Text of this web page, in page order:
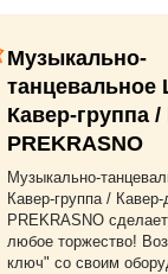
Музыкально-
Кавер-группа /
PREKRASNO
Музыкально-
Кавер-группа / Кавер-
PREKRASNO
любое торжество!
ключ" со своим